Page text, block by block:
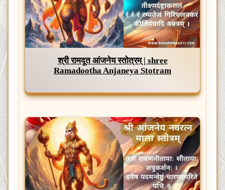
श्री रामदूत आंजनेय स्तोत्रम् | shree
Ramadootha Anjaneya Stotram